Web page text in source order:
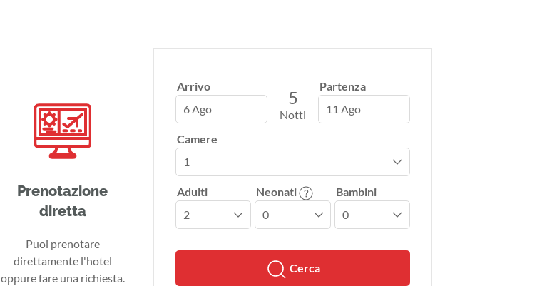
Arrivo
6 Ago
5
Notti
Partenza
11 Ago
Camere
Adulti Neonati Bambini
Cerca
Prenotazione
diretta
Puoi prenotare
direttamente l'hotel
oppure fare una richiesta.